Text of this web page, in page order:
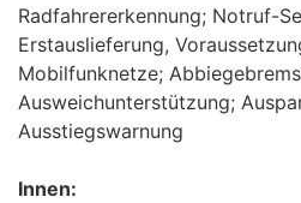
Radfahrererkennung; Notruf-
Erstauslieferung,
Mobilfunknetze;
Ausweichunterstützung;
Ausstiegswarnung
Innen: